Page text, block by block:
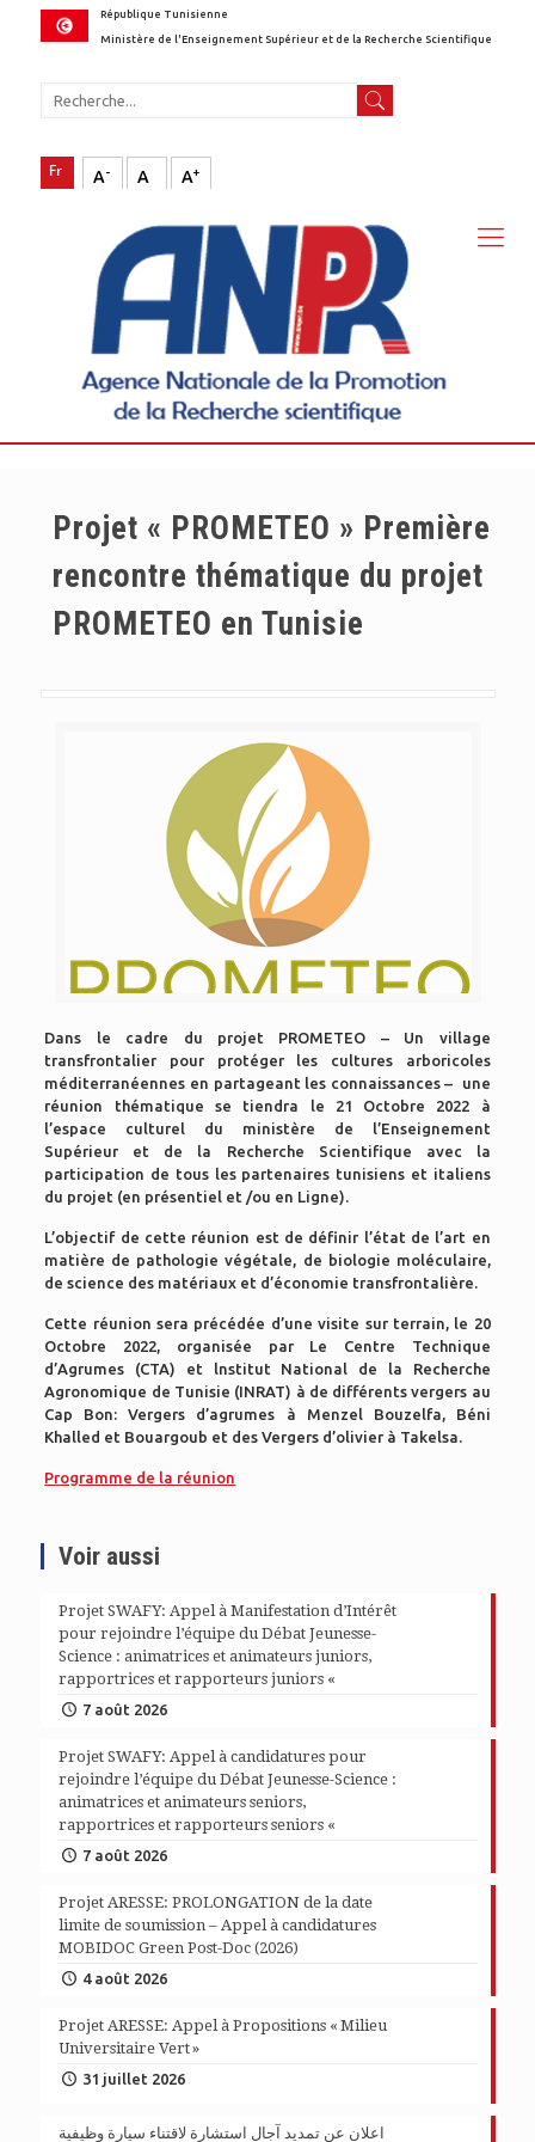
République Tunisienne
Ministère de l'Enseignement Supérieur et de la Recherche Scientifique
A- A A+
Projet « PROMETEO » Première
rencontre thématique du projet
PROMETEO en Tunisie
Dans le cadre du projet PROMETEO – Un village
transfrontalier pour protéger les cultures arboricoles
méditerranéennes en partageant les connaissances – une
réunion thématique se tiendra le 21 Octobre 2022 à
l’espace culturel du ministère de l’Enseignement
Supérieur et de la Recherche Scientifique avec la
participation de tous les partenaires tunisiens et italiens
du projet (en présentiel et /ou en Ligne).
L’objectif de cette réunion est de définir l’état de l’art en
matière de pathologie végétale, de biologie moléculaire,
de science des matériaux et d’économie transfrontalière.
Cette réunion sera précédée d’une visite sur terrain, le 20
Octobre 2022, organisée par Le Centre Technique
d’Agrumes (CTA) et lnstitut National de la Recherche
Agronomique de Tunisie (INRAT) à de différents vergers au
Cap Bon: Vergers d’agrumes à Menzel Bouzelfa, Béni
Khalled et Bouargoub et des Vergers d’olivier à Takelsa.
Programme de la réunion
Voir aussi
Projet SWAFY: Appel à Manifestation d’Intérêt
pour rejoindre l’équipe du Débat Jeunesse-
Science : animatrices et animateurs juniors,
rapportrices et rapporteurs juniors «
7 août 2026
Projet SWAFY: Appel à candidatures pour
rejoindre l’équipe du Débat Jeunesse-Science :
animatrices et animateurs seniors,
rapportrices et rapporteurs seniors «
7 août 2026
Projet ARESSE: PROLONGATION de la date
limite de soumission – Appel à candidatures
MOBIDOC Green Post-Doc (2026)
4 août 2026
Projet ARESSE: Appel à Propositions « Milieu
Universitaire Vert »
31 juillet 2026
اعلان عن تمديد آجال استشارة لاقتناء سيارة وظيفية